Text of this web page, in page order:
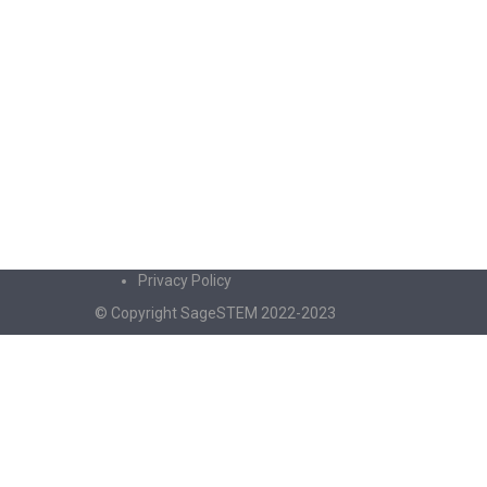
Privacy Policy
© Copyright SageSTEM 2022-2023